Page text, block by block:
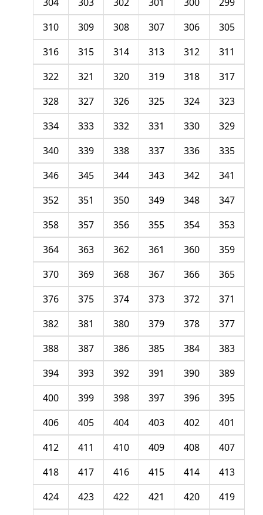
305
306
307
308
309
310
311
312
313
314
315
316
317
318
319
320
321
322
323
324
325
326
327
328
329
330
331
332
333
334
335
336
337
338
339
340
341
342
343
344
345
346
347
348
349
350
351
352
353
354
355
356
357
358
359
360
361
362
363
364
365
366
367
368
369
370
371
372
373
374
375
376
377
378
379
380
381
382
383
384
385
386
387
388
389
390
391
392
393
394
395
396
397
398
399
400
401
402
403
404
405
406
407
408
409
410
411
412
413
414
415
416
417
418
419
420
421
422
423
424